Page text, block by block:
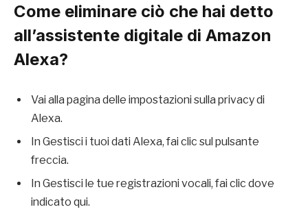
Come eliminare ciò che hai detto
all’assistente digitale di Amazon
Alexa?
Vai alla pagina delle impostazioni sulla privacy di
Alexa.
In Gestisci i tuoi dati Alexa, fai clic sul pulsante
freccia.
In Gestisci le tue registrazioni vocali, fai clic dove
indicato qui.